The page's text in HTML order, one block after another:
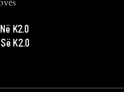
K2.0
K2.0